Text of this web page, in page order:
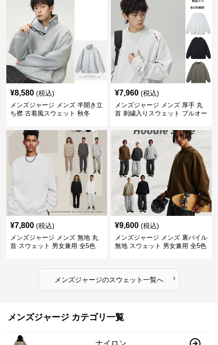
¥8,580 (税込)
メンズジャージ メンズ 半開き立
ち襟 古着風スウェット 秋冬
¥7,960 (税込)
メンズジャージ メンズ 厚手 丸
首 刺繍入りスウェット プルオー
¥7,800 (税込)
メンズジャージ メンズ 無地 丸
首 スウェット 男女兼用 全5色
¥9,600 (税込)
メンズジャージ メンズ 裏パイル
無地 スウェット 男女兼用 全5色
メンズジャージのスウェット一覧へ ›
メンズジャージ カテゴリ一覧
ナイロン